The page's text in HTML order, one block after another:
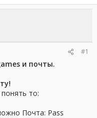
#1
и почты.
то:
Почта: Pass